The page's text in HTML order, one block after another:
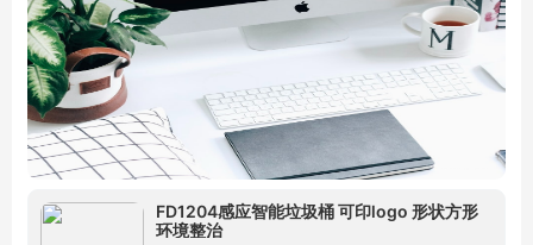
FD1204感应智能垃圾桶 可印logo 形状方形
环境整治